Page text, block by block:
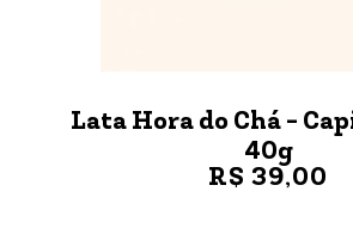
Lata Hora do Chá -
40g
R$ 39,00